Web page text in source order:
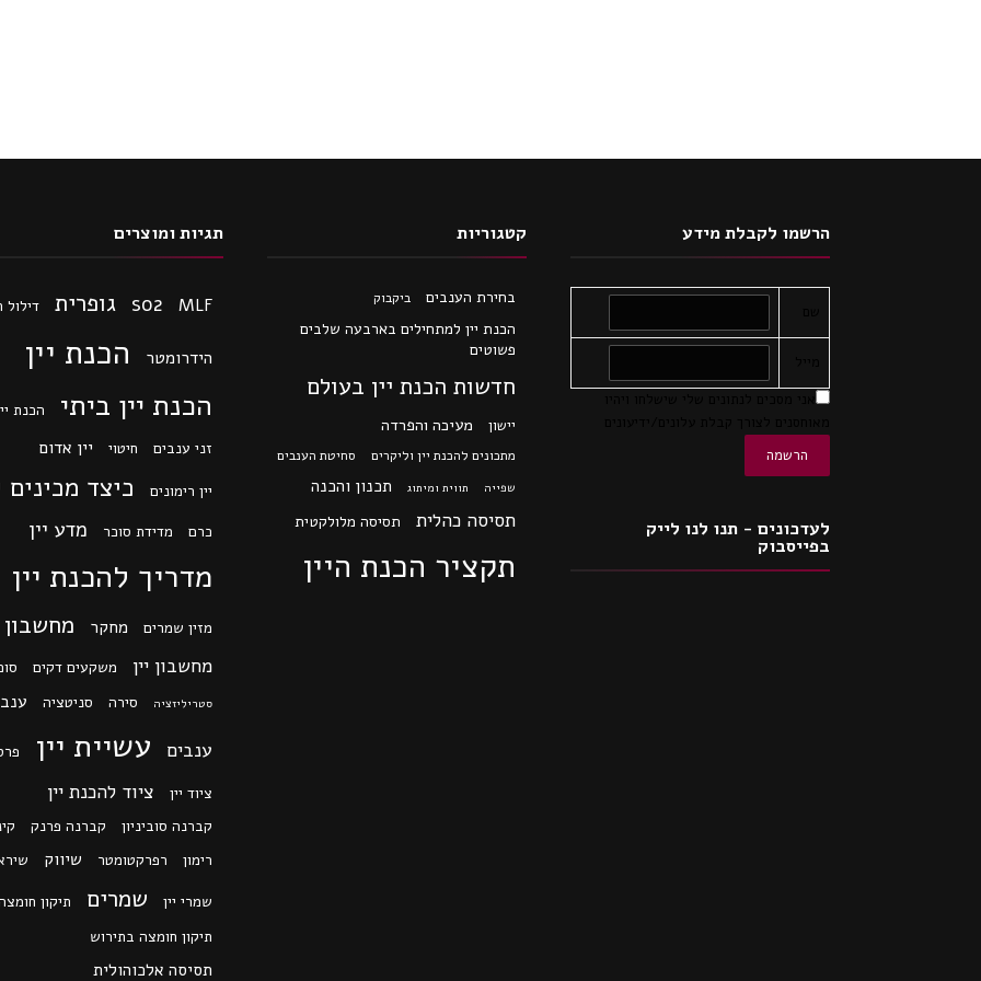
הרשמו לקבלת מידע
לעדכונים - תנו לנו לייק
בפייסבוק
קטגוריות
בחירת הענבים ביקבוק
הכנת יין למתחילים בארבעה שלבים
פשוטים
חדשות הכנת יין בעולם
יישון מעיכה והפרדה
מתכונים להכנת יין וליקרים סחיטת הענבים
שפייה תווית ומיתוג תכנון והכנה
תסיסה כהלית תסיסה מלולקטית
תקציר הכנת היין
תגיות ומוצרים
MLF
so2 גופרית דילול
הידרומטר הכנת יין
הכנת יין ביתי
הכנת
זני ענבים
חיטוי יין אדום
יין רימונים כיצד מכינים
כרם מדידת סוכר מדע יין
מדריך להכנת יין
מזין שמרים מחקר מחשבון
מחשבון יין משקעים דקים
סטריליזציה סירה סניטציה ענב
ענבים עשיית יין
ציוד יין
ציוד להכנת יין
קברנה סוביניון קברנה פרנק
רימון
רפרקטומטר שיווק
שמרי יין
שמרים
תיקון
תיקון חומצה בתירוש
תסיסה אלכוהולית